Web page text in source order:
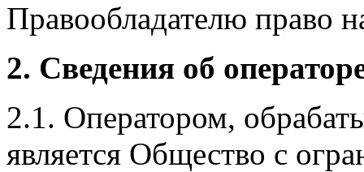
Правообладателю право
2. Сведения об
2.1. Оператором,
является Общество с